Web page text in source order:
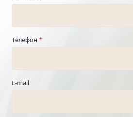
Телефон*
E-mail